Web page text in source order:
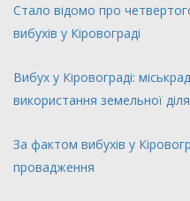
Стало відомо про
вибухів у Кіровограді
Вибух у Кіровограді:
використання земельної
За фактом вибухів у
провадження